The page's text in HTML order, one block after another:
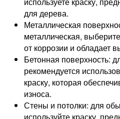
для дерева.
Металлическая
металлическая,
от коррозии и обладает
Бетонная поверхность:
рекомендуется
краску, которая
износа.
Стены и потолки: для
используйте краску,